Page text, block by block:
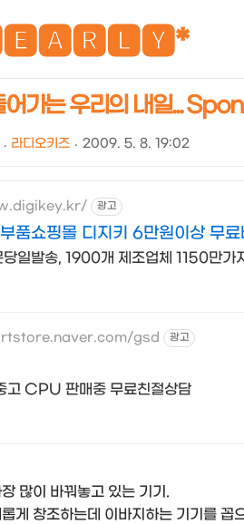
어가는 우리의 내일...
라디오키즈 2009. 5. 8. 19:02
광고
품쇼핑몰 디지키 6만원이상 무
당일발송, 1900개 제조업체 1150만가
gsd 광고
CPU 판매중 무료친절상담
많이 바꿔놓고 있는 기기.
게 창조하는데 이바지하는 기기를 꼽